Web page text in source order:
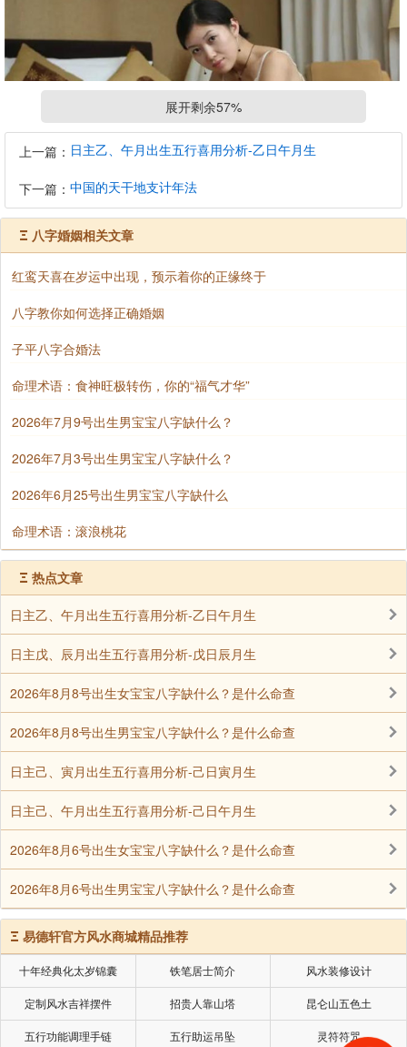
2、日支坐长生的人，也有机会拥有出色另一半的
态。长生对于日主来说是一个很美好、很舒服的状态，
在这个状态里，日主犹如生长在母亲的胎腹中，长期承
成为拥有出色另一半的机会。
那么，哪些人的日支是自坐长生的呢？根据八字
的定义：甲木长生在亥，乙木长生在午；丙、戊长生在
寅；丁己长生在酉；庚金产生在巳；辛金长生在子；壬
水长生在申，癸水长生在卯。
由此看来，日支坐长生的人就是：丙寅、戊寅、
丁酉、己酉、壬申、癸酉这样四个日子了。这样四个日
子出生的人，虽然不能说，你的配偶一定会大富大贵，
但一定会是非常出色的人，至少在你的眼中，在别人看
来，能力或者财富比你强很多了。你看那个梁洛施，不
是出生在己酉日的嘛？
由此可以看出，出生在丁酉和癸巳日子的男女，
就会有双重机会获得出色的另一半了，如果你正是这样
两个日子出生的人，那就首先要恭喜你了，你获得出色
另一半的机会会比别人多很多啦。
当然如果男性为丁酉，或者女命为癸巳的人，机
会和缘分就更多、更真了。因为酉金为丁火男命的偏
财，天才、大财了；而巳火对于癸水的女命来说，其藏
干为正官、正印和正财，你说咋不会得到贵夫、良夫
呢？
这样两个日子出生的男女，如果格局组合成贵
格、富格；又是日主喜用之神的话，则当然妙不可言
了，表示会因妻或者因夫而获得更大的财富！
展开剩余57%
上一篇： 日主乙、午月出生五行喜用分析-乙日午月生
下一篇： 中国的天干地支计年法
Ξ 八字婚姻相关文章
红鸾天喜在岁运中出现，预示着你的正缘终于
八字教你如何选择正确婚姻
子平八字合婚法
命理术语：食神旺极转伤，你的“福气才华”
2026年7月9号出生男宝宝八字缺什么？
2026年7月3号出生男宝宝八字缺什么？
2026年6月25号出生男宝宝八字缺什么
命理术语：滚浪桃花
Ξ 热点文章
日主乙、午月出生五行喜用分析-乙日午月生
日主戊、辰月出生五行喜用分析-戊日辰月生
2026年8月8号出生女宝宝八字缺什么？是什么命查
2026年8月8号出生男宝宝八字缺什么？是什么命查
日主己、寅月出生五行喜用分析-己日寅月生
日主己、午月出生五行喜用分析-己日午月生
2026年8月6号出生女宝宝八字缺什么？是什么命查
2026年8月6号出生男宝宝八字缺什么？是什么命查
Ξ 易德轩官方风水商城精品推荐
十年经典化太岁锦囊 铁笔居士简介 风水装修设计
定制风水吉祥摆件 招贵人靠山塔 昆仑山五色土
五行功能调理手链 五行助运吊坠 灵符符咒